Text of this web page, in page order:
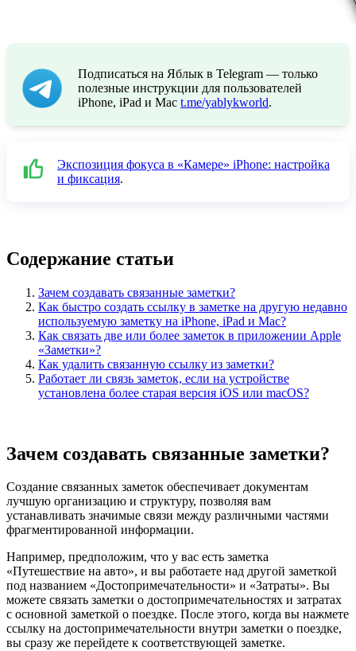
Подписаться на Яблык в Telegram — только
полезные инструкции для пользователей
iPhone, iPad и Mac t.me/yablykworld.
Экспозиция фокуса в «Камере» iPhone: настройка
и фиксация.
Содержание статьи
Зачем создавать связанные заметки?
Как быстро создать ссылку в заметке на другую недавно
используемую заметку на iPhone, iPad и Mac?
Как связать две или более заметок в приложении Apple
«Заметки»?
Как удалить связанную ссылку из заметки?
Работает ли связь заметок, если на устройстве
установлена ​​более старая версия iOS или macOS?
Зачем создавать связанные заметки?
Создание связанных заметок обеспечивает документам
лучшую организацию и структуру, позволяя вам
устанавливать значимые связи между различными частями
фрагментированной информации.
Например, предположим, что у вас есть заметка
«Путешествие на авто», и вы работаете над другой заметкой
под названием «Достопримечательности» и «Затраты». Вы
можете связать заметки о достопримечательностях и затратах
с основной заметкой о поездке. После этого, когда вы нажмете
ссылку на достопримечательности внутри заметки о поездке,
вы сразу же перейдете к соответствующей заметке.